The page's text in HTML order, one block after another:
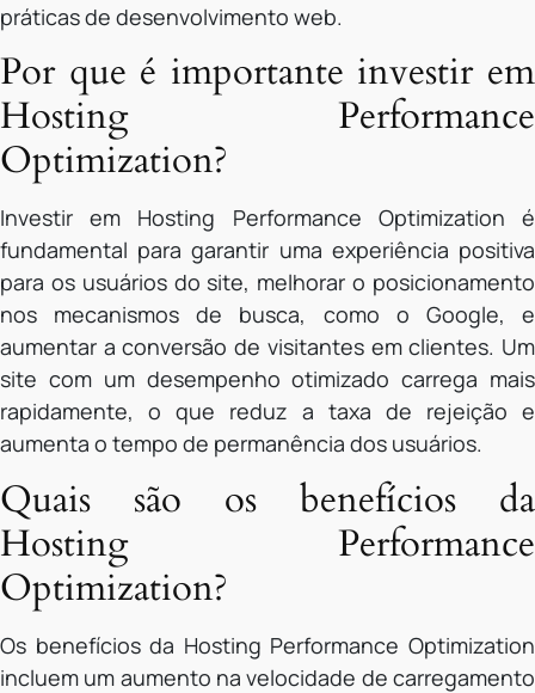
práticas de desenvolvimento web.
Por que é importante investir em
Hosting Performance
Optimization?
Investir em Hosting Performance Optimization é
fundamental para garantir uma experiência positiva
para os usuários do site, melhorar o posicionamento
nos mecanismos de busca, como o Google, e
aumentar a conversão de visitantes em clientes. Um
site com um desempenho otimizado carrega mais
rapidamente, o que reduz a taxa de rejeição e
aumenta o tempo de permanência dos usuários.
Quais são os benefícios da
Hosting Performance
Optimization?
Os benefícios da Hosting Performance Optimization
incluem um aumento na velocidade de carregamento